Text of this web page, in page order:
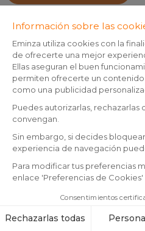
By Eminza
Visillo con cinta fruncida (140
x 240 cm) Arthur Blanco